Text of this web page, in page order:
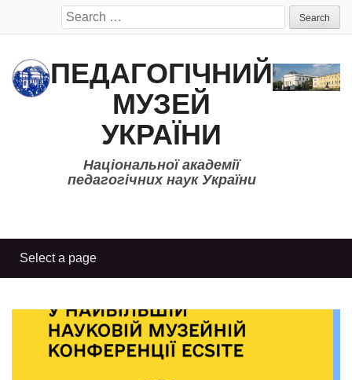
Search
for:
ПЕДАГОГІЧНИЙ
МУЗЕЙ
УКРАЇНИ
Національної академії
педагогічних наук України